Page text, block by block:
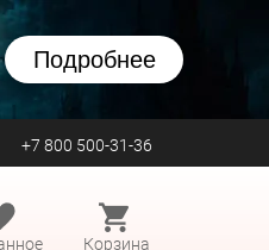
Подробнее
+7 800 500-31-36
Корзина